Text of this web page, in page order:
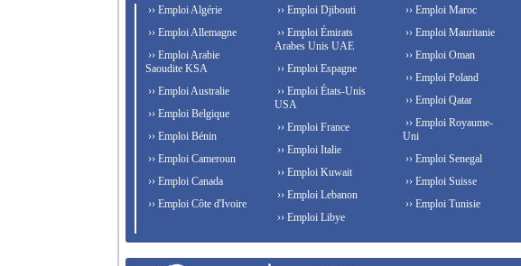
›› Emploi Algérie
›› Emploi Allemagne
›› Emploi Arabie
Saoudite KSA
›› Emploi Australie
›› Emploi Belgique
›› Emploi Bénin
›› Emploi Cameroun
›› Emploi Canada
›› Emploi Côte d'Ivoire
›› Emploi Djibouti
›› Emploi Émirats
Arabes Unis UAE
›› Emploi Espagne
›› Emploi États-Unis
USA
›› Emploi France
›› Emploi Italie
›› Emploi Kuwait
›› Emploi Lebanon
›› Emploi Libye
›› Emploi Maroc
›› Emploi Mauritanie
›› Emploi Oman
›› Emploi Poland
›› Emploi Qatar
›› Emploi Royaume-
Uni
›› Emploi Senegal
›› Emploi Suisse
›› Emploi Tunisie